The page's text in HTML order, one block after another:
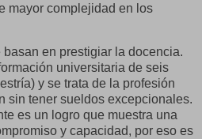
mayor complejidad en los
en prestigiar la docencia.
universitaria de seis
y se trata de la profesión
sin tener sueldos excepcionales.
es un logro que muestra una
y capacidad, por eso es